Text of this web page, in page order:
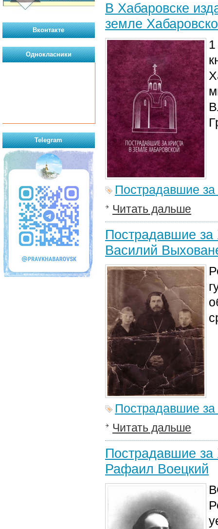
В Хабаровске
земле
Пострадавшие за
Читать дальше
Пострадавшие
Василий
Пострадавшие за
Читать дальше
Пострадавшие
Рафаил Воецкий
Вконтакте
Однокласники
Telegram